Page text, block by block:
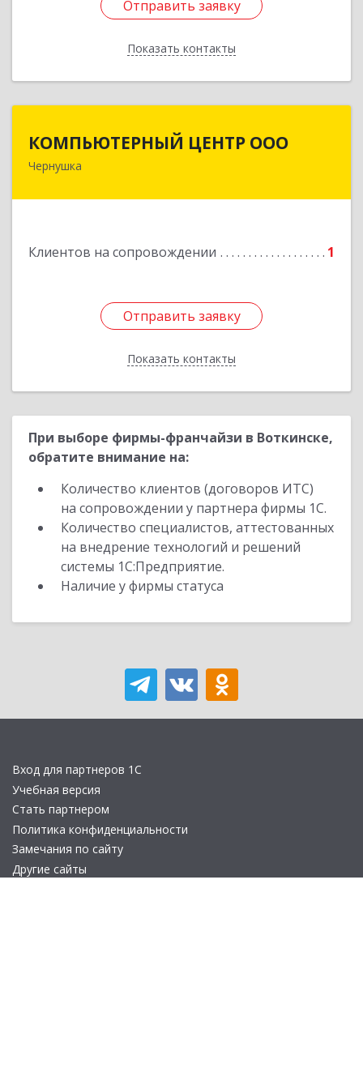
Отправить заявку
Показать контакты
Отправить заявку
Назад
КОМПЬЮТЕРНЫЙ ЦЕНТР ООО
Чернушка
Клиентов на сопровождении 1
Отправить заявку
Показать контакты
КОМПЬЮТЕРНЫЙ ЦЕНТР ООО
Отправить заявку
Назад
При выборе фирмы-франчайзи в Воткинске,
обратите внимание на:
Количество клиентов (договоров ИТС)
на сопровождении у партнера фирмы 1С.
Количество специалистов, аттестованных
на внедрение технологий и решений
системы 1С:Предприятие.
Наличие у фирмы статуса
Вход для партнеров 1С
Учебная версия
Стать партнером
Политика конфиденциальности
Замечания по сайту
Другие сайты